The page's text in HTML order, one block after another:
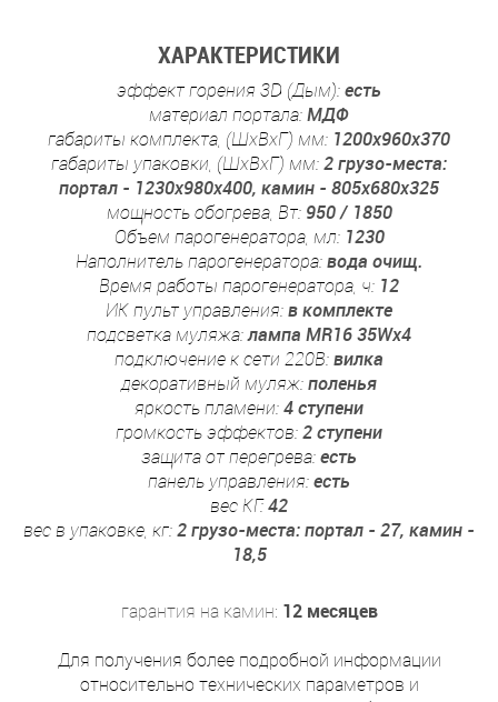
ХАРАКТЕРИСТИКИ
эффект горения 3D (Дым):есть
материал портала:МДФ
габариты комплекта, (ШхВхГ) мм: 1200x960x370
габариты упаковки, (ШхВхГ) мм:2 грузо-места:
портал - 1230x980x400, камин - 805x680x325
мощность обогрева, Вт: 950 / 1850
Объем парогенератора, мл: 1230
Наполнитель парогенератора:вода очищ.
Время работы парогенератора, ч: 12
ИК пульт управления:в комплекте
подсветка муляжа:лампа MR16 35Wx4
подключение к сети 220В:вилка
декоративный муляж:поленья
яркость пламени:4 ступени
громкость эффектов:2 ступени
защита от перегрева:есть
панель управления:есть
вес КГ:42
вес в упаковке, кг:2 грузо-места: портал - 27, камин -
18,5
гарантия на камин: 12 месяцев
Для получения более подробной информации
относительно технических параметров и